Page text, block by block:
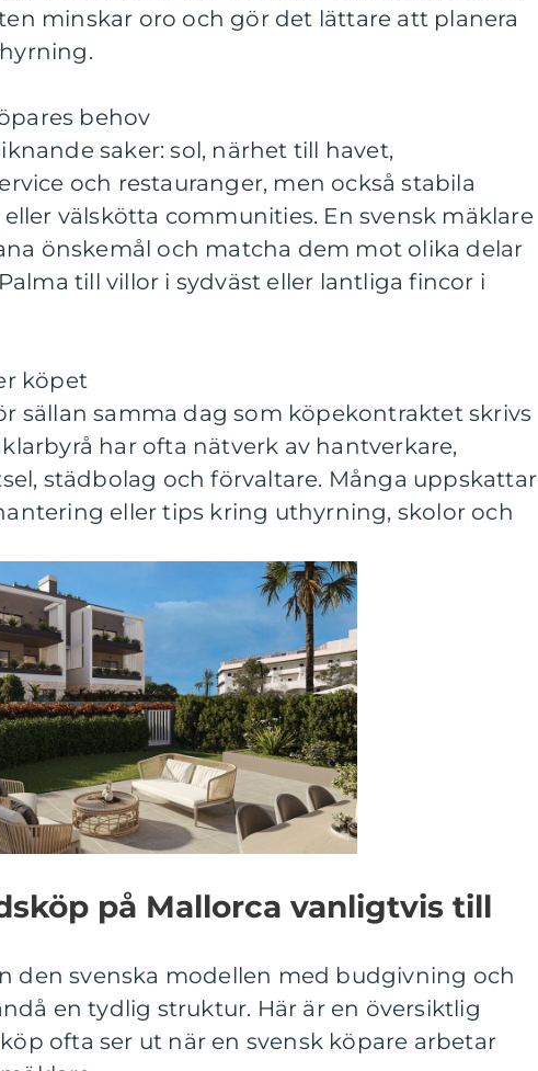
minskar oro och gör det lättare att planera
behov
saker: sol, närhet till havet,
och restauranger, men också stabila
välskötta communities. En svensk mäklare
önskemål och matcha dem mot olika delar
till villor i sydväst eller lantliga fincor i
köpet
sällan samma dag som köpekontraktet skrivs
har ofta nätverk av hantverkare,
städbolag och förvaltare. Många uppskattar
eller tips kring uthyrning, skolor och
på Mallorca vanligtvis till
den svenska modellen med budgivning och
en tydlig struktur. Här är en översiktlig
ofta ser ut när en svensk köpare arbetar